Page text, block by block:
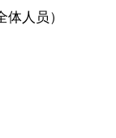
人员）